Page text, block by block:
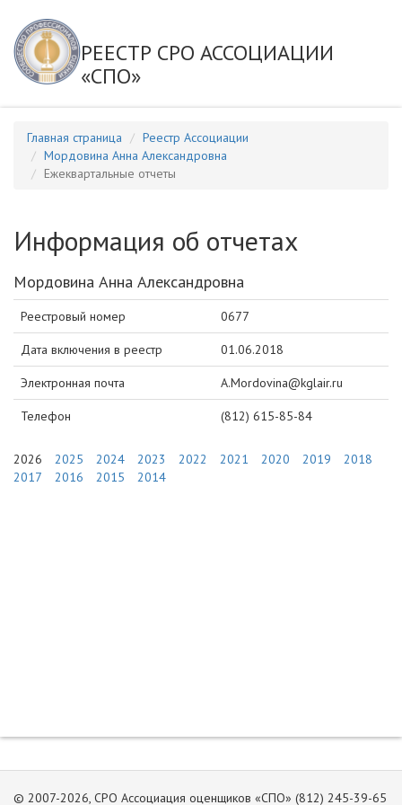
РЕЕСТР СРО АССОЦИАЦИИ
«СПО»
Главная страница
Реестр Ассоциации
Мордовина Анна Александровна
Ежеквартальные отчеты
Информация об отчетах
Мордовина Анна Александровна
Реестровый номер 0677
Дата включения в реестр 01.06.2018
Электронная почта A.Mordovina@kglair.ru
Телефон (812) 615-85-84
2026 2025 2024 2023 2022 2021 2020 2019
2018
2017
2016 2015 2014
© 2007-2026, СРО Ассоциация оценщиков «СПО» (812) 245-39-65